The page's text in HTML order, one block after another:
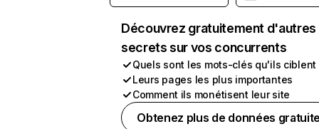
Découvrez gratuitement d'autres
secrets sur vos concurrents
Quels sont les mots-clés qu'ils ciblent
Leurs pages les plus importantes
Comment ils monétisent leur site
Obtenez plus de données